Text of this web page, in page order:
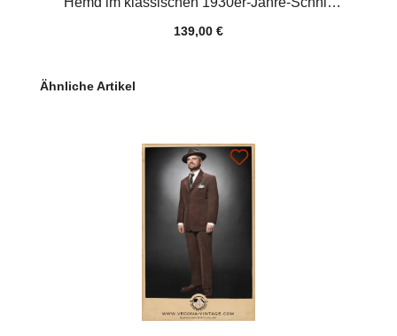
kombinieren. Der spitze, geschwungene
augenfälligsten Details dieses Modells aus
Bindung zeichnet eine filigrane Struktur auf
das Gewebe, das sich hervorragend mit den
Materialien unseren Herrenensembles
ergänzt und Ihrer eleganten Erscheinung
noch mehr Ausdruck verleiht. Zum Tanz, im
diesem Hemd sind Sie überall gut
angezogen. Der Klassiker in jeder Gaderobe.
Farbe weiss Material100% Baumwolle
139,00 €
Produktgalerie überspringen
Ähnliche Artikel